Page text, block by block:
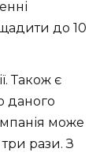
до 10
Також є
даного
може
рази. З